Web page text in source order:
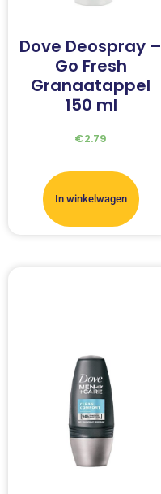
Dove Deospray –
Go Fresh
Granaatappel
150 ml
€2.79
In winkelwagen